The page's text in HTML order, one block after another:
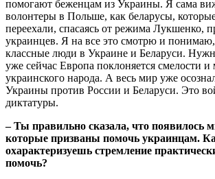
помогают беженцам из Украины. Я сама
волонтеры в Польше, как беларусы,
переехали, спасаясь от режима Лукшенко,
украинцев. Я на все это смотрю и понимаю,
классные люди в Украине и Беларуси.
уже сейчас Европа поклоняется смелости и
украинского народа. А весь мир уже
Украины против России и Беларуси. Это
диктатуры.
– Ты правильно сказала, что появилось
которые призваны помочь украинцам.
охарактеризуешь стремление
помочь?